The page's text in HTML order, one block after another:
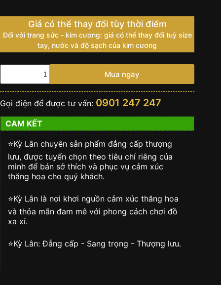
Giá có thể thay đổi tùy thời điểm
Đối với trang sức - kim cương: giá có thể thay đổi tuỳ size
tay, nước và độ sạch của kim cương
Đồng
Round
Skeleton
Baguette
Rainbow
số
lượng
Mua ngay
Gọi điện để được tư vấn: 0901 247 247
CAM KẾT
⭐️Kỳ Lân chuyên sản phẩm đẳng cấp thượng
lưu, được tuyển chọn theo tiêu chí riêng của
mình để bán sở thích và phục vụ cảm xúc
thăng hoa cho quý khách.
⭐️Kỳ Lân là nơi khơi nguồn cảm xúc thăng hoa
và thỏa mãn đam mê với phong cách chơi đồ
xa xỉ.
⭐️Kỳ Lân: Đẳng cấp - Sang trọng - Thượng lưu.